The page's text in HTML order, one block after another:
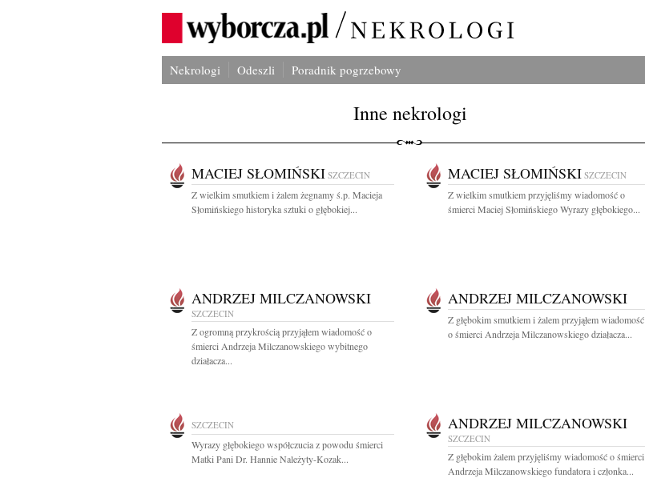
Nekrologi Odeszli Poradnik pogrzebowy
Inne nekrologi
MACIEJ SŁOMIŃSKI SZCZECIN
Z wielkim smutkiem i żalem żegnamy ś.p. Macieja
Słomińskiego historyka sztuki o głębokiej...
MACIEJ SŁOMIŃSKI SZCZECIN
Z wielkim smutkiem przyjęliśmy wiadomość o
śmierci Maciej Słomińskiego Wyrazy głębokiego...
ANDRZEJ MILCZANOWSKI
SZCZECIN
Z ogromną przykrością przyjąłem wiadomość o
śmierci Andrzeja Milczanowskiego wybitnego
działacza...
ANDRZEJ MILCZANOWSKI
Z głębokim smutkiem i żalem przyjąłem wiadomość
o śmierci Andrzeja Milczanowskiego działacza...
SZCZECIN
Wyrazy głębokiego współczucia z powodu śmierci
Matki Pani Dr. Hannie Należyty-Kozak...
ANDRZEJ MILCZANOWSKI
SZCZECIN
Z głębokim żalem przyjęliśmy wiadomość o śmierci
Andrzeja Milczanowskiego fundatora i członka...